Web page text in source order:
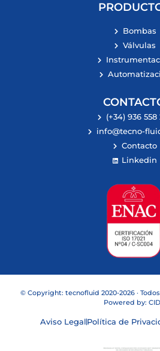
Bombas
Válvulas
(+34) 936 558
info@tecno-
Contacto
Linkedin
© Copyright: tecnofluid 2020-2026 ·
Powered by:
Aviso LegalPolítica de